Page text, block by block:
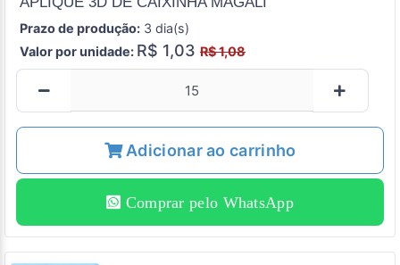
Prazo de produção: 3 dia(s)
Valor por unidade: R$ 1,03 R$ 1,08
Adicionar ao carrinho
Comprar pelo WhatsApp